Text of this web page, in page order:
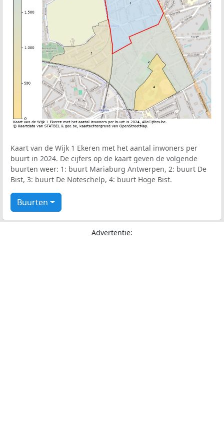
Kaart van de Wijk 1 Ekeren met het aantal inwoners per
buurt in 2024. De cijfers op de kaart geven de volgende
buurten weer: 1: buurt Mariaburg Antwerpen, 2: buurt De
Bist, 3: buurt De Noteschelp, 4: buurt Hoge Bist.
Buurten
Advertentie: